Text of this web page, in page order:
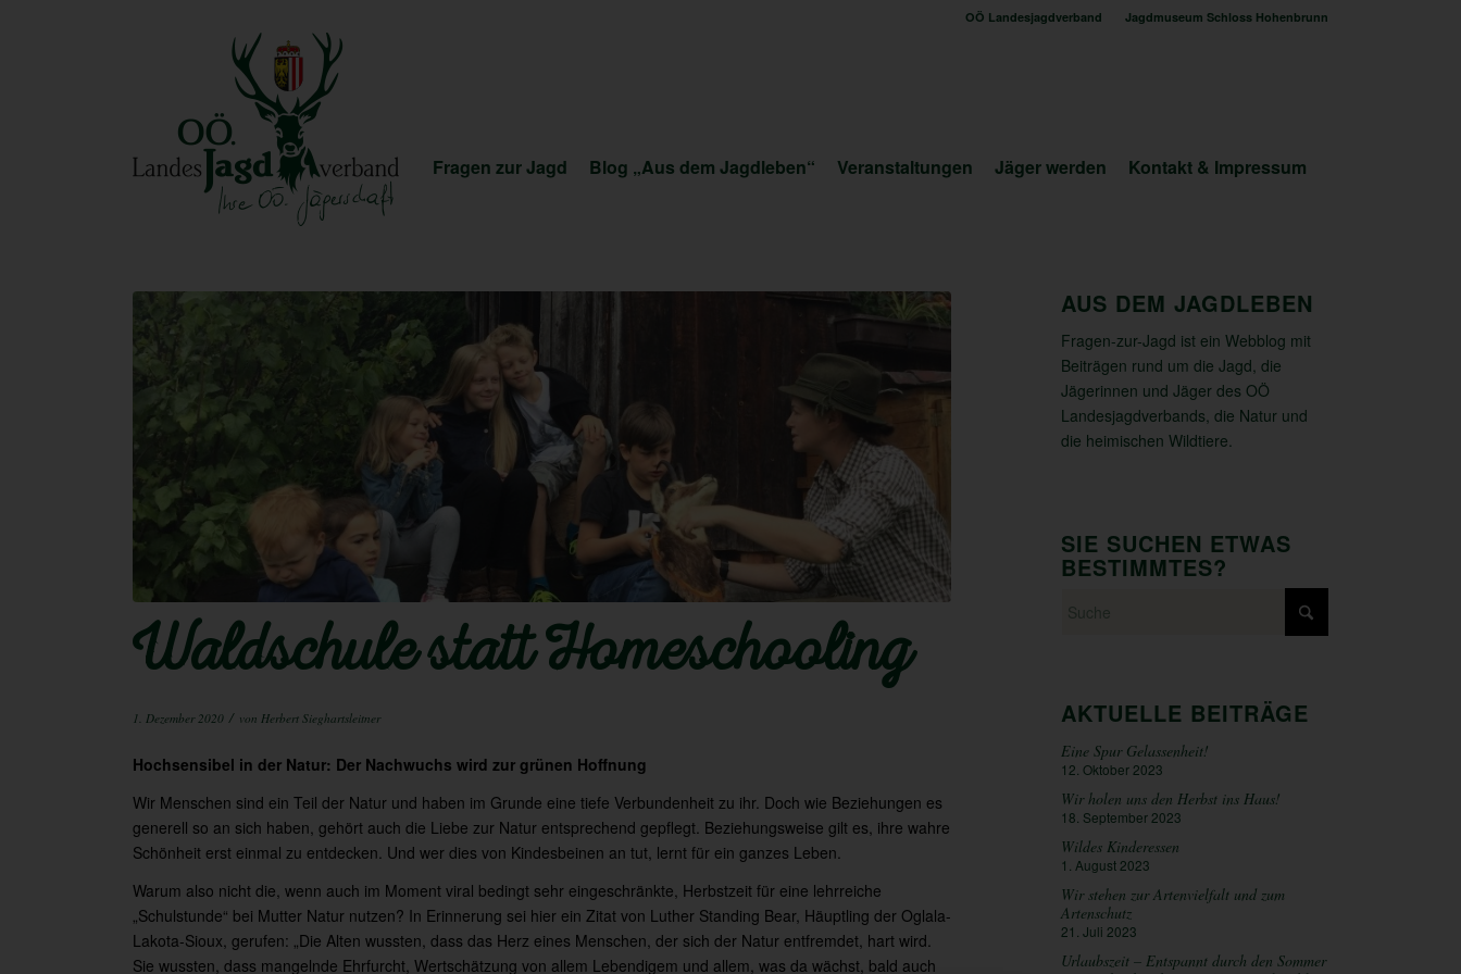
OÖ Landesjagdverband Jagdmuseum Schloss Hohenbrunn
Fragen zur Jagd Blog „Aus dem Jagdleben“ Veranstaltungen Jäger werden Kontakt & Impressum
Waldschule statt Homeschooling
1. Dezember 2020 / von Herbert Sieghartsleitner
Hochsensibel in der Natur: Der Nachwuchs wird zur grünen Hoffnung
Wir Menschen sind ein Teil der Natur und haben im Grunde eine tiefe Verbundenheit zu ihr. Doch wie Beziehungen es
generell so an sich haben, gehört auch die Liebe zur Natur entsprechend gepflegt. Beziehungsweise gilt es, ihre wahre
Schönheit erst einmal zu entdecken. Und wer dies von Kindesbeinen an tut, lernt für ein ganzes Leben.
Warum also nicht die, wenn auch im Moment viral bedingt sehr eingeschränkte, Herbstzeit für eine lehrreiche
„Schulstunde“ bei Mutter Natur nutzen? In Erinnerung sei hier ein Zitat von Luther Standing Bear, Häuptling der Oglala-
Lakota-Sioux, gerufen: „Die Alten wussten, dass das Herz eines Menschen, der sich der Natur entfremdet, hart wird.
Sie wussten, dass mangelnde Ehrfurcht, Wertschätzung von allem Lebendigem und allem, was da wächst, bald auch
AUS DEM JAGDLEBEN
Fragen-zur-Jagd ist ein Webblog mit
Beiträgen rund um die Jagd, die
Jägerinnen und Jäger des OÖ
Landesjagdverbands, die Natur und
die heimischen Wildtiere.
SIE SUCHEN ETWAS
BESTIMMTES?
AKTUELLE BEITRÄGE
Eine Spur Gelassenheit!
12. Oktober 2023
Wir holen uns den Herbst ins Haus!
18. September 2023
Wildes Kinderessen
1. August 2023
Wir stehen zur Artenvielfalt und zum
Artenschutz
21. Juli 2023
Urlaubszeit – Entspannt durch den Sommer